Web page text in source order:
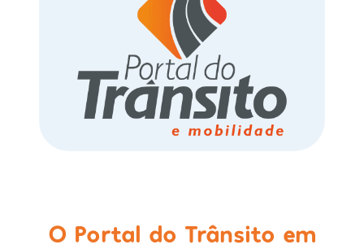
O Portal do Trânsito em